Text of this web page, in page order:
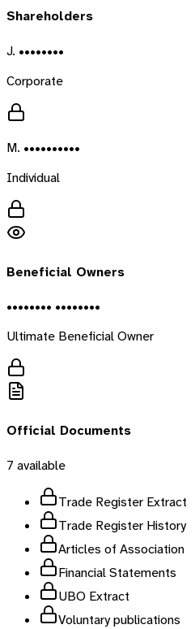
Shareholders
J. ••••••••
Corporate
M. ••••••••••
Individual
Beneficial Owners
•••••••• ••••••••
Ultimate Beneficial Owner
Official Documents
7 available
Trade Register Extract
Trade Register History
Articles of Association
Financial Statements
UBO Extract
Voluntary publications